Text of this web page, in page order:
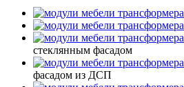
стеклянным фасадом
фасадом из ДСП